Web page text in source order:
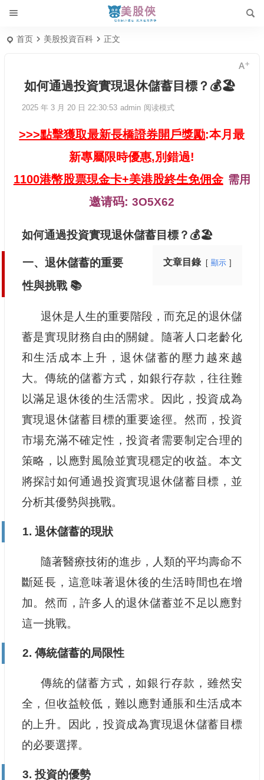
首页 美股投資百科 正文
如何通過投資實現退休儲蓄目標？💰🏖️
2025 年 3 月 20 日 22:30:53 admin 阅读模式
>>>點擊獲取最新長橋證券開戶獎勵:本月最
新專屬限時優惠,別錯過!
1100港幣股票現金卡+美港股終生免佣金 需用
邀请码:3O5X62
如何通過投資實現退休儲蓄目標？💰🏖️
文章目錄 顯示
一、退休儲蓄的重要
性與挑戰 📚
退休是人生的重要階段，而充足的退休儲
蓄是實現財務自由的關鍵。隨著人口老齡化
和生活成本上升，退休儲蓄的壓力越來越
大。傳統的儲蓄方式，如銀行存款，往往難
以滿足退休後的生活需求。因此，投資成為
實現退休儲蓄目標的重要途徑。然而，投資
市場充滿不確定性，投資者需要制定合理的
策略，以應對風險並實現穩定的收益。本文
將探討如何通過投資實現退休儲蓄目標，並
分析其優勢與挑戰。
1. 退休儲蓄的現狀
隨著醫療技術的進步，人類的平均壽命不
斷延長，這意味著退休後的生活時間也在增
加。然而，許多人的退休儲蓄並不足以應對
這一挑戰。
2. 傳統儲蓄的局限性
傳統的儲蓄方式，如銀行存款，雖然安
全，但收益較低，難以應對通脹和生活成本
的上升。因此，投資成為實現退休儲蓄目標
的必要選擇。
3. 投資的優勢